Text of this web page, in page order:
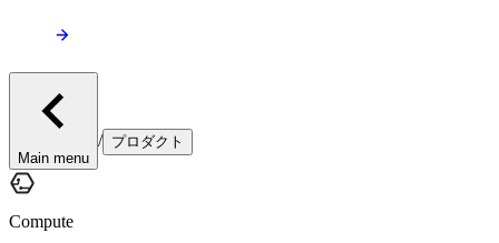
Main menu
/ プロダクト
Compute